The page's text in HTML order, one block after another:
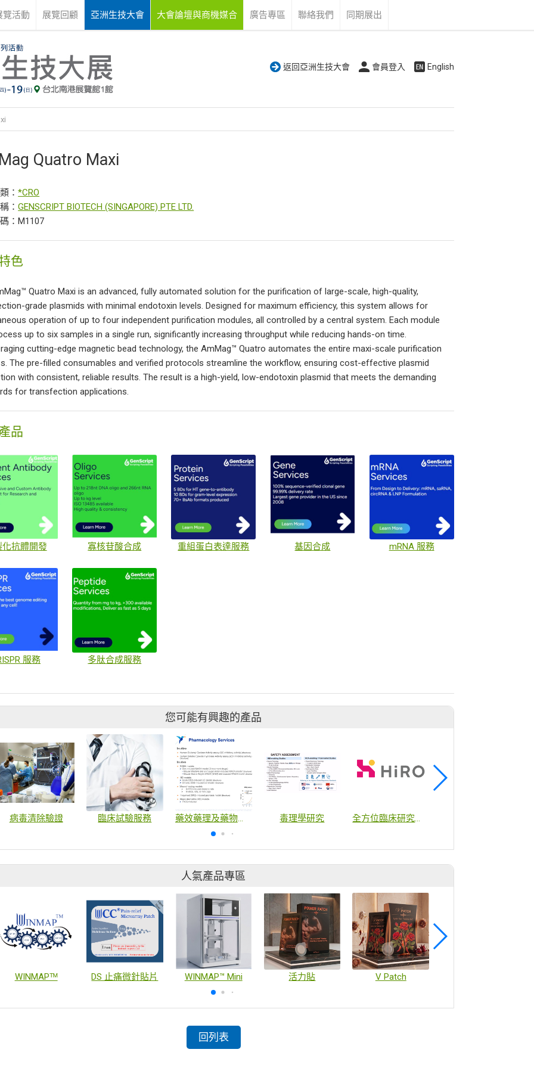
覽活動 展覽回顧 亞洲生技大會 大會論壇與商機媒合 廣告專區 聯絡我們 同期展出
返回亞洲生技大會 會員登入 English
Quatro Maxi
：*CRO
：GENSCRIPT BIOTECH (SINGAPORE) PTE LTD.
：M1107
色
Quatro Maxi is an advanced, fully automated solution for the purification of large-scale, high-quality,
grade plasmids with minimal endotoxin levels. Designed for maximum efficiency, this system allows for
operation of up to four independent purification modules, all controlled by a central system. Each module
up to six samples in a single run, significantly increasing throughput while reducing hands-on time.
cutting-edge magnetic bead technology, the AmMag™ Quatro automates the entire maxi-scale purification
The pre-filled consumables and verified protocols streamline the workflow, ensuring cost-effective plasmid
with consistent, reliable results. The result is a high-yield, low-endotoxin plasmid that meets the demanding
for transfection applications.
品
化抗體開發 寡核苷酸合成 重組蛋白表達服務 基因合成 mRNA 服務
服務 多肽合成服務
您可能有興趣的產品
病毒清除驗證 臨床試驗服務 藥效藥理及藥物動力學試驗 毒理學研究 全方位臨床研究服務
人氣產品專區
WINMAPᵀᴹ DS 止痛微針貼片 WINMAP™ Mini 活力貼 V Patch
回列表